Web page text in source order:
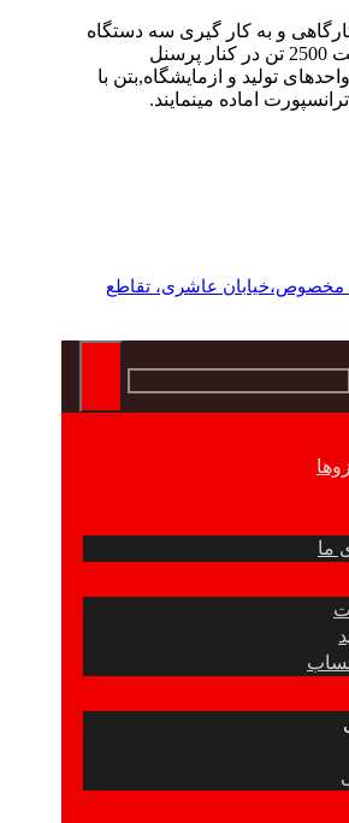
و به کار گیری سه دستگاه
بچینگ پلانت با ظرفیت 2500 تن در کنار پرسنل
تولید و ازمایشگاه,بتن با
اماده مینمایند.
کیلومتر 8 جاده مخصوص،خیابان عاشری، تقاطع
ما